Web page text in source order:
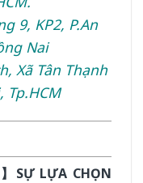
9, KP2, P.An
Nai
Xã Tân Thạnh
Tp.HCM
SỰ LỰA CHỌN